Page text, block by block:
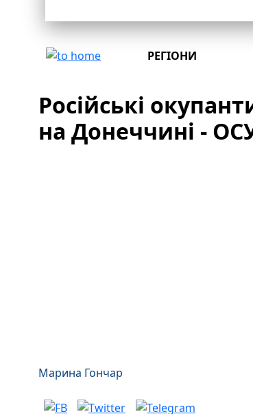
РЕГІОНИ
Російські
на Донеччині -
Марина Гончар